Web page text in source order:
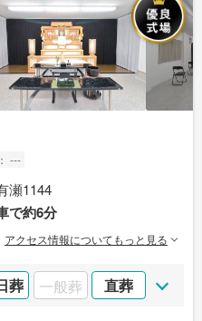
---
瀬1144
で約6分
アクセス情報についてもっと見る
葬 一般葬 直葬